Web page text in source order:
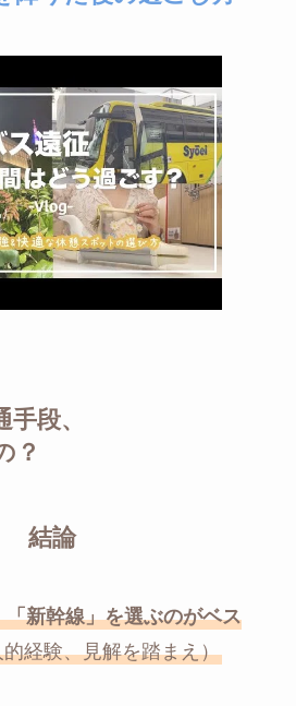
段、
？
結論
「新幹線」を選ぶのがベス
経験、見解を踏まえ）